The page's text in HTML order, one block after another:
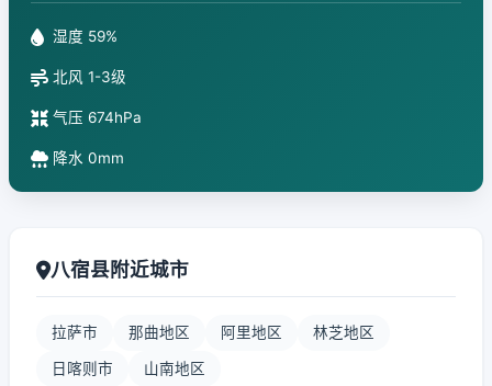
湿度 59%
北风 1-3级
气压 674hPa
降水 0mm
八宿县附近城市
拉萨市 那曲地区 阿里地区 林芝地区
日喀则市 山南地区